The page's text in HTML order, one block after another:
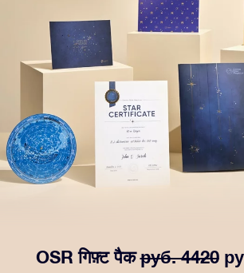
OSR गिफ़्ट पैकруб. 4420